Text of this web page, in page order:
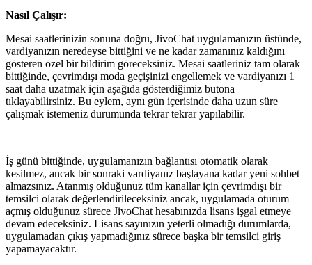
Nasıl Çalışır:
Mesai saatlerinizin sonuna doğru, JivoChat uygulamanızın üstünde,
vardiyanızın neredeyse bittiğini ve ne kadar zamanınız kaldığını
gösteren özel bir bildirim göreceksiniz. Mesai saatleriniz tam olarak
bittiğinde, çevrimdışı moda geçişinizi engellemek ve vardiyanızı 1
saat daha uzatmak için aşağıda gösterdiğimiz butona
tıklayabilirsiniz. Bu eylem, aynı gün içerisinde daha uzun süre
çalışmak istemeniz durumunda tekrar tekrar yapılabilir.
İş günü bittiğinde, uygulamanızın bağlantısı otomatik olarak
kesilmez, ancak bir sonraki vardiyanız başlayana kadar yeni sohbet
almazsınız. Atanmış olduğunuz tüm kanallar için çevrimdışı bir
temsilci olarak değerlendirileceksiniz ancak, uygulamada oturum
açmış olduğunuz sürece JivoChat hesabınızda lisans işgal etmeye
devam edeceksiniz. Lisans sayınızın yeterli olmadığı durumlarda,
uygulamadan çıkış yapmadığınız sürece başka bir temsilci giriş
yapamayacaktır.